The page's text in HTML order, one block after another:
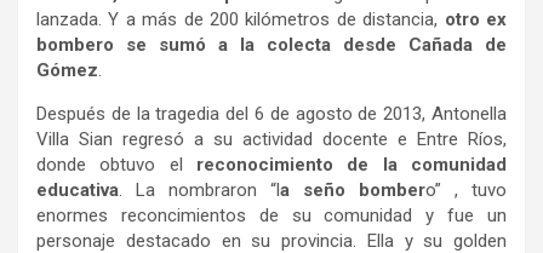
lanzada. Y a más de 200 kilómetros de distancia, otro ex
bombero se sumó a la colecta desde Cañada de
Gómez.
Después de la tragedia del 6 de agosto de 2013, Antonella
Villa Sian regresó a su actividad docente e Entre Ríos,
donde obtuvo el reconocimiento de la comunidad
educativa. La nombraron “la seño bombero” , tuvo
enormes reconcimientos de su comunidad y fue un
personaje destacado en su provincia. Ella y su golden